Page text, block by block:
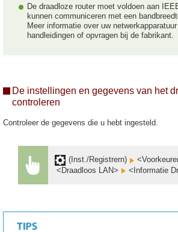
De draadloze router moet voldoen aan
kunnen communiceren met een
Meer informatie over uw
handleidingen of opvragen bij de fabrikant.
De instellingen en gegevens van het
controleren
Controleer de gegevens die u hebt ingesteld.
(Inst./Registrern)
<Draadloos LAN>
<Informatie